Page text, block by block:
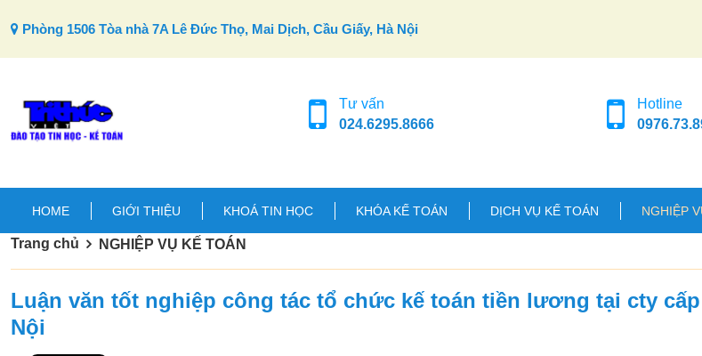
Phòng 1506 Tòa nhà 7A Lê Đức Thọ, Mai Dịch, Cầu Giấy, Hà Nội
Tư vấn
024.6295.8666
Hotline
HOME GIỚI THIỆU KHOÁ TIN HỌC KHÓA KẾ TOÁN DỊCH VỤ KẾ TOÁN NGHIỆP
Trang chủ NGHIỆP VỤ KẾ TOÁN
Luận văn tốt nghiệp công tác tổ chức kế toán tiền lương tại cty
Nội